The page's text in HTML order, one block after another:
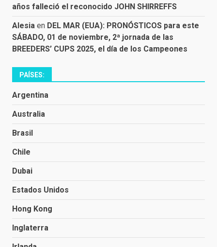
años falleció el reconocido JOHN SHIRREFFS
Alesia en DEL MAR (EUA): PRONÓSTICOS para este
SÁBADO, 01 de noviembre, 2ª jornada de las
BREEDERS’ CUPS 2025, el día de los Campeones
PAÍSES:
Argentina
Australia
Brasil
Chile
Dubai
Estados Unidos
Hong Kong
Inglaterra